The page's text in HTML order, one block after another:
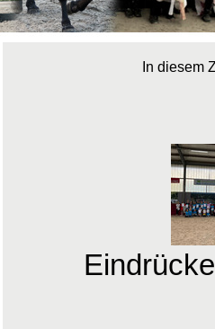
In diesem